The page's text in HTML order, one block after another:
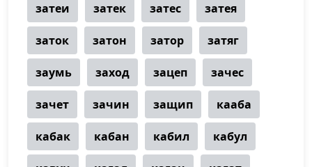
затеи затек затес затея
заток затон затор затяг
заумь заход зацеп зачес
зачет зачин защип кааба
кабак кабан кабил кабул